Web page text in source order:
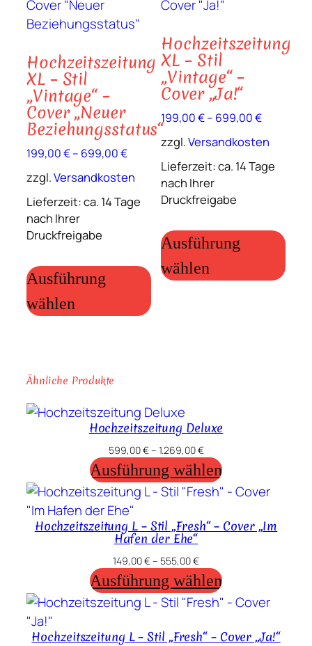
können
der
Produktseite
gewählt
werden
der
Hochzeitszeitung
XL – Stil
„Vintage“ –
Cover „Neuer
Beziehungsstatus“
199,00€– 699,00€
zzgl.Versandkosten
Lieferzeit:ca. 14 Tage
nach Ihrer
Druckfreigabe
Ausführung
wählen
Dieses
Produkt
können
auf
der
Produktseite
gewählt
werden
Hochzeitszeitung
XL – Stil
„Vintage“ –
Cover „Ja!“
199,00€– 699,00€
zzgl.Versandkosten
Lieferzeit:ca. 14 Tage
nach Ihrer
Druckfreigabe
Ausführung
wählen
Ähnliche Produkte
Hochzeitszeitung Deluxe
599,00€– 1.269,00€
Ausführung wählen
Hochzeitszeitung L – Stil „Fresh“ – Cover „Im
Hafen der Ehe“
149,00€– 555,00€
Ausführung wählen
Hochzeitszeitung L – Stil „Fresh“ – Cover „Ja!“